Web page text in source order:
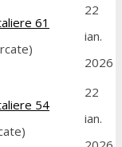
61
22
ian.
2026
54
22
ian.